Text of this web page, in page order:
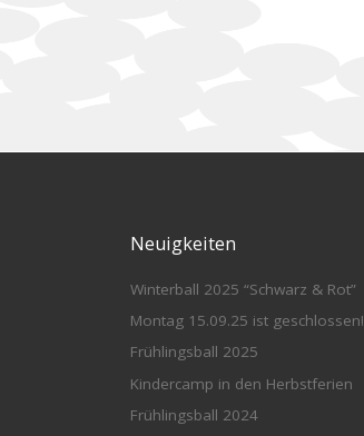
Neuigkeiten
Winterball 2025 “Schwarz & Rot”
Montag 15.09.25 ist geschlossen!
Frühlingsball 2025
Kindercamp in den Herbstferien
Frühlingsball 2024